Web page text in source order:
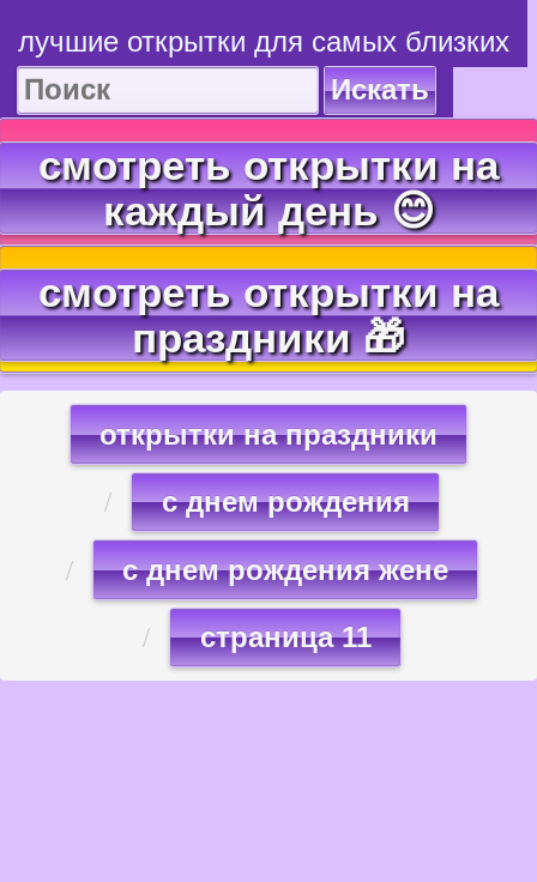
лучшие открытки для самых близких
Искать
смотреть открытки на
каждый день 😊
смотреть открытки на
праздники 🎁
открытки на праздники
с днем рождения
с днем рождения жене
страница 11